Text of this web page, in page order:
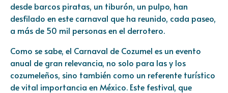
desde barcos piratas, un tiburón, un pulpo, han
desfilado en este carnaval que ha reunido, cada paseo,
a más de 50 mil personas en el derrotero.
Como se sabe, el Carnaval de Cozumel es un evento
anual de gran relevancia, no solo para las y los
cozumeleños, sino también como un referente turístico
de vital importancia en México. Este festival, que